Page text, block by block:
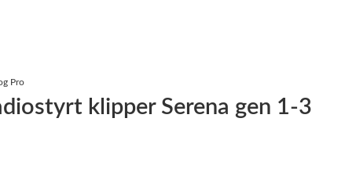
Pro
klipper Serena gen 1-3